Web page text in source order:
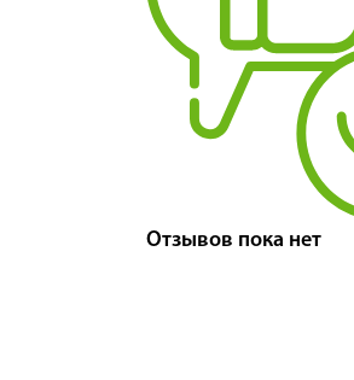
Отзывов пока нет